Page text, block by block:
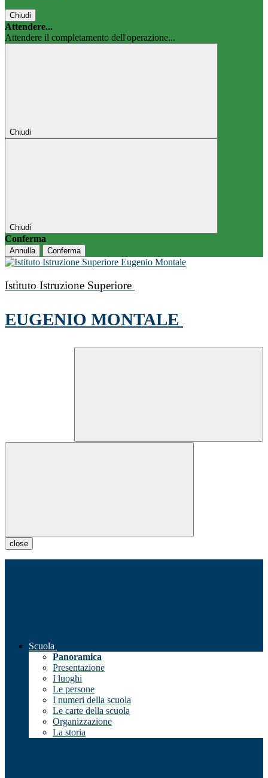
Chiudi
Attendere...
Attendere il completamento dell'operazione...
Chiudi
Chiudi
Conferma
Annulla Conferma
Istituto Istruzione Superiore
EUGENIO MONTALE
close
Scuola
Panoramica
Presentazione
I luoghi
Le persone
I numeri della scuola
Le carte della scuola
Organizzazione
La storia